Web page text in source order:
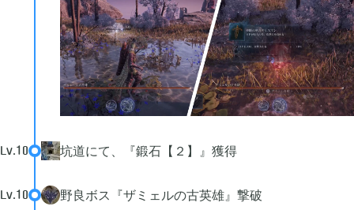
Lv. 10 坑道にて、『鍛石【２】』獲得
Lv. 10
野良ボス『ザミェルの古英雄』撃破